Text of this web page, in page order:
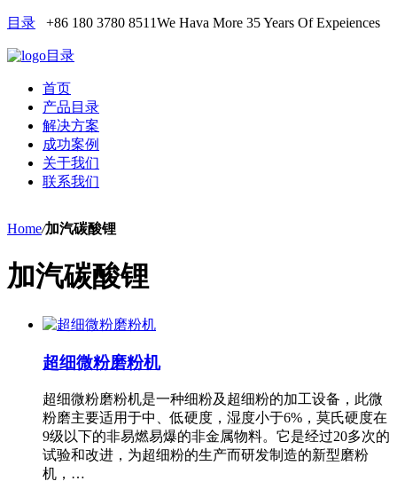
目录 +86 180 3780 8511We Hava More 35 Years Of Expeiences
目录
首页
产品目录
解决方案
成功案例
关于我们
联系我们
Home/加汽碳酸锂
加汽碳酸锂
超细微粉磨粉机
超细微粉磨粉机是一种细粉及超细粉的加工设备，此微
粉磨主要适用于中、低硬度，湿度小于6%，莫氏硬度在
9级以下的非易燃易爆的非金属物料。它是经过20多次的
试验和改进，为超细粉的生产而研发制造的新型磨粉
机，…